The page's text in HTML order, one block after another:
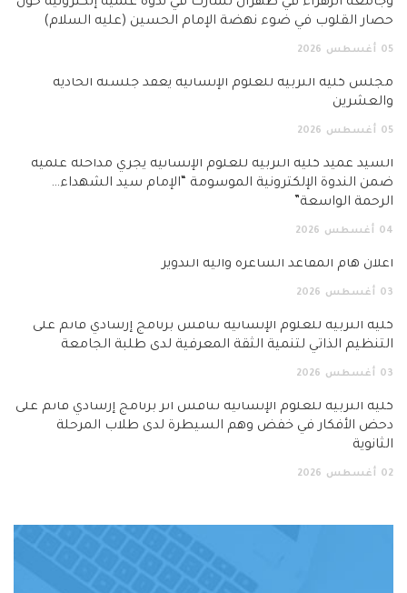
حصار القلوب في ضوء نهضة الإمام الحسين (عليه السلام)
05 أغسطس 2026
مجلس كلية التربية للعلوم الإنسانية يعقد جلسته الحادية
والعشرين
05 أغسطس 2026
السيد عميد كلية التربية للعلوم الإنسانية يجري مداخلة علمية
ضمن الندوة الإلكترونية الموسومة “الإمام سيد الشهداء…
الرحمة الواسعة”
04 أغسطس 2026
اعلان هام المقاعد الشاغرة وآلية التدوير
03 أغسطس 2026
كلية التربية للعلوم الإنسانية تناقش برنامج إرشادي قائم على
التنظيم الذاتي لتنمية الثقة المعرفية لدى طلبة الجامعة
03 أغسطس 2026
كلية التربية للعلوم الإنسانية تناقش أثر برنامج إرشادي قائم على
دحض الأفكار في خفض وهم السيطرة لدى طلاب المرحلة
الثانوية
02 أغسطس 2026